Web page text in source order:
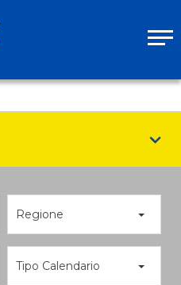
Regione
Tipo Calendario